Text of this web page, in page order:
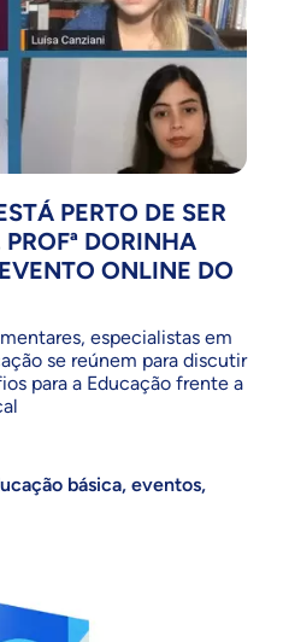
PERTO DE SER
DORINHA
ONLINE DO
especialistas em
se reúnem para discutir
para a Educação frente a
básica, eventos,